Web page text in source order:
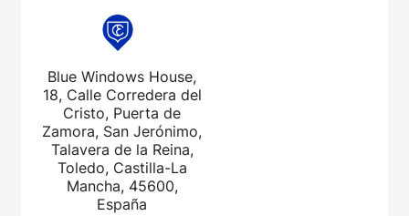
Blue Windows House,
18, Calle Corredera del
Cristo, Puerta de
Zamora, San Jerónimo,
Talavera de la Reina,
Toledo, Castilla-La
Mancha, 45600,
España